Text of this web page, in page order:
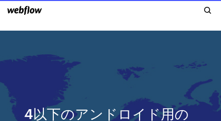
4以下のアンドロイド用の